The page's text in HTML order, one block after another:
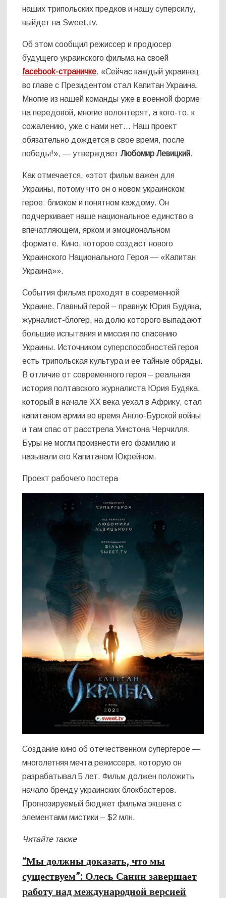
наших трипольских предков и нашу суперсилу,
выйдет на Sweet.tv.
Об этом сообщил режиссер и продюсер
будущего украинского фильма на своей
facebook-страничке. «Сейчас каждый украинец
во главе с Президентом стал Капитан Украина.
Многие из нашей команды уже в военной форме
на передовой, многие волонтерят, а кого-то, к
сожалению, уже с нами нет… Наш проект
обязательно дождется в свое время, после
победы!», — утверждаетЛюбомир Левицкий.
Как отмечается, «этот фильм важен для
Украины, потому что он о новом украинском
герое: близком и понятном каждому. Он
подчеркивает наше национальное единство в
впечатляющем, ярком и эмоциональном
формате. Кино, которое создаст нового
Украинского Национального Героя — «Капитан
Украина»».
События фильма проходят в современной
Украине. Главный герой – правнук Юрия Будяка,
журналист-блогер, на долю которого выпадают
большие испытания и миссия по спасению
Украины. Источником суперспособностей героя
есть трипольская культура и ее тайные обряды.
В отличие от современного героя – реальная
история полтавского журналиста Юрия Будяка,
который в начале ХХ века уехал в Африку, стал
капитаном армии во время Англо-Бурской войны
и там спас от расстрела Уинстона Черчилля.
Буры не могли произнести его фамилию и
называли его Капитаном Юкрейном.
Проект рабочего постера
Создание кино об отечественном супергерое —
многолетняя мечта режиссера, которую он
разрабатывал 5 лет. Фильм должен положить
начало бренду украинских блокбастеров.
Прогнозируемый бюджет фильма экшена с
элементами мистики – $2 млн.
Читайте также
“Мы должны доказать, что мы
существуем”: Олесь Санин завершает
работу над международной версией